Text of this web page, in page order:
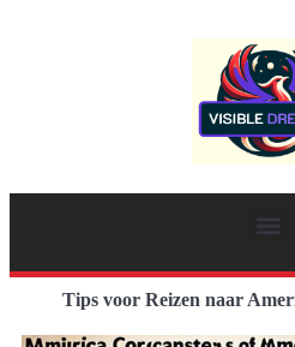
Tips voor Reizen naar